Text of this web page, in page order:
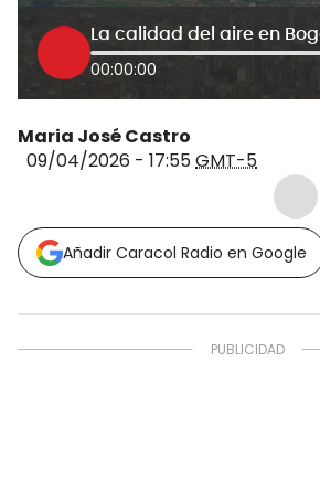
00:00:00
Maria José Castro
09/04/2026 - 17:55GMT-5
Añadir Caracol Radio en Google